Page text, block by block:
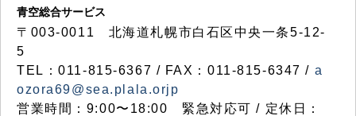
青空総合サービス
〒003-0011 北海道札幌市白石区中央一条5-12-
5
TEL：011-815-6367 / FAX：011-815-6347 / a
ozora69@sea.plala.orjp
営業時間：9:00〜18:00 緊急対応可 / 定休日：